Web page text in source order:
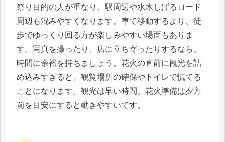
祭り目的の人が重なり、駅周辺や水木しげるロード
周辺も混みやすくなります。車で移動するより、徒
歩でゆっくり回る方が楽しみやすい場面もありま
す。写真を撮ったり、店に立ち寄ったりするなら、
時間に余裕を持ちましょう。花火の直前に観光を詰
め込みすぎると、観覧場所の確保やトイレで慌てる
ことになります。観光は早い時間、花火準備は夕方
前を目安にすると動きやすいです。